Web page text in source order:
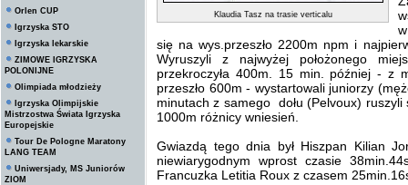
Orlen CUP
Igrzyska STO
Igrzyska lekarskie
ZIMOWE IGRZYSKA
POLONIJNE
Olimpiada młodzieży
Igrzyska Olimpijskie
Mistrzostwa Świata Igrzyska
Europejskie
Tour De Pologne Maratony
LANG TEAM
Uniwersjady, MS Juniorów
ZIOM
Klaudia Tasz na trasie verticalu
się na wys.przeszło 2200m npm i
Wyruszyli z najwyżej położonego
przekroczyła 400m. 15 min. później -
przeszło 600m - wystartowali juniorzy
minutach z samego dołu (Pelvoux)
1000m różnicy wniesień.
Gwiazdą tego dnia był Hiszpan Kilian
niewiarygodnym wprost czasie
Francuzka Letitia Roux z czasem